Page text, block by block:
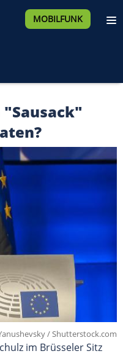
MOBILFUNK
"Sausack"
/ Shutterstock.com
im Brüsseler Sitz